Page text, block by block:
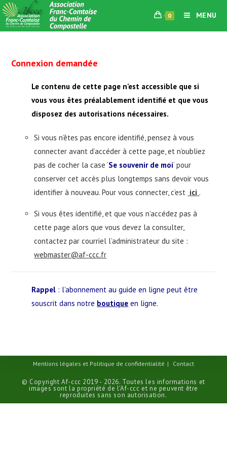
Skip
to
content
0 MENU
Connexion demandée
Le contenu de cette page n’est accessible que si
vous vous êtes préalablement identifié et que vous
disposez des autorisations nécessaires.
Si vous n’êtes pas encore identifié, pensez à vous
connecter avant d’accéder à cette page, et n’oubliez
pas de cocher la case ‘Se souvenir de moi‘ pour
conserver cet accès plus longtemps sans devoir vous
identifier à nouveau. Pour vous connecter, c’est ici .
Si vous êtes identifié, et que vous n’accédez pas à
cette page alors que vous devez la consulter,
contactez par courriel l’administrateur du site :
webmaster@af-ccc.fr
Rappel : l’abonnement au guide en ligne peut être
souscrit dans notre boutique en ligne.
Mentions légales et Politique de confidentialité Contact
© Copyright Af-ccc 2019 - 2026. Toutes les informations et
images sont la propriété de l'Af-ccc et ne peuvent être
reproduites sans son autorisation.